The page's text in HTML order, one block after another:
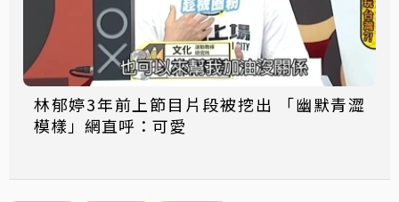
林郁婷3年前上節目片段被挖出 「幽默青澀
模樣」網直呼：可愛